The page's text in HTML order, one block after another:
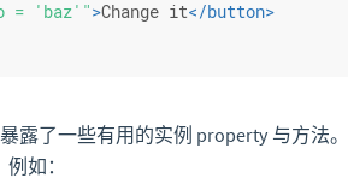
= 'baz'">Change it</button>
露了一些有用的实例 property 与方法
如：